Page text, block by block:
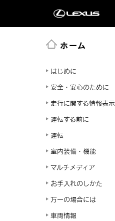
ホーム
はじめに
安全・安心のために
走行に関する情報表示
運転する前に
運転
室内装備・機能
マルチメディア
お手入れのしかた
万一の場合には
車両情報